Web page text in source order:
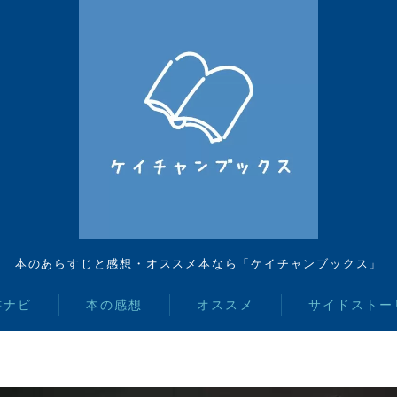
本のあらすじと感想・オススメ本なら「ケイチャンブックス」
ビ 本の感想 オススメ サイドストー